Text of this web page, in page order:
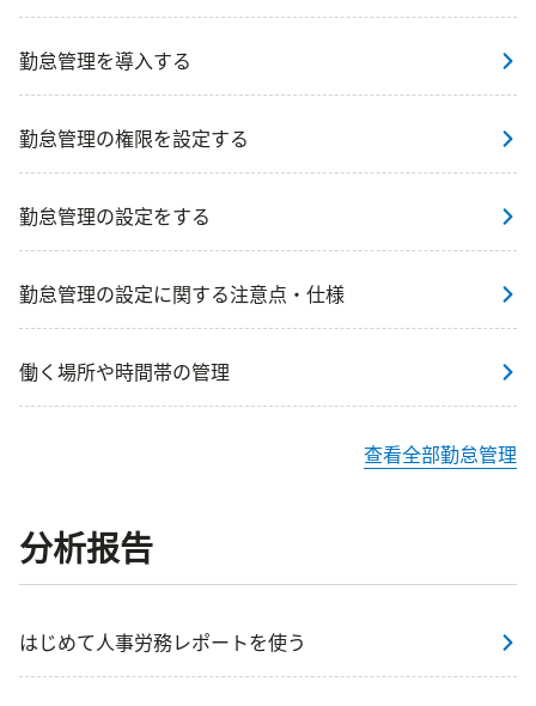
勤怠管理を導入する
勤怠管理の権限を設定する
勤怠管理の設定をする
勤怠管理の設定に関する注意点・仕様
働く場所や時間帯の管理
查看全部勤怠管理
分析报告
はじめて人事労務レポートを使う